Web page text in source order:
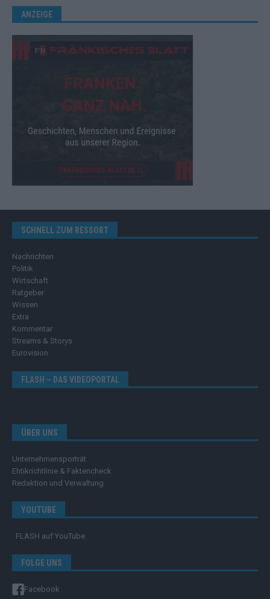
ANZEIGE
SCHNELL ZUM RESSORT
Nachrichten
Politik
Wirtschaft
Ratgeber
Wissen
Extra
Kommentar
Streams & Storys
Eurovision
FLASH – DAS VIDEOPORTAL
ÜBER UNS
Unternehmensporträt
Ehtikrichtlinie & Faktencheck
Redaktion und Verwaltung
YOUTUBE
FLASH auf YouTube
FOLGE UNS
Facebook